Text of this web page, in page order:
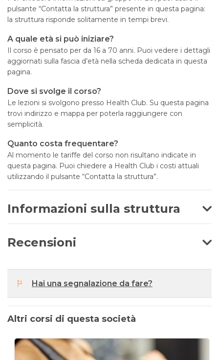
pulsante “Contatta la struttura” presente in questa pagina:
la struttura risponde solitamente in tempi brevi.
A quale età si può iniziare?
Il corso è pensato per da 16 a 70 anni. Puoi vedere i dettagli
aggiornati sulla fascia d’età nella scheda dedicata in questa
pagina.
Dove si svolge il corso?
Le lezioni si svolgono presso Health Club. Su questa pagina
trovi indirizzo e mappa per poterla raggiungere con
semplicità.
Quanto costa frequentare?
Al momento le tariffe del corso non risultano indicate in
questa pagina. Puoi chiedere a Health Club i costi attuali
utilizzando il pulsante “Contatta la struttura”.
Informazioni sulla struttura
Recensioni
Hai una segnalazione da fare?
Altri corsi di questa società